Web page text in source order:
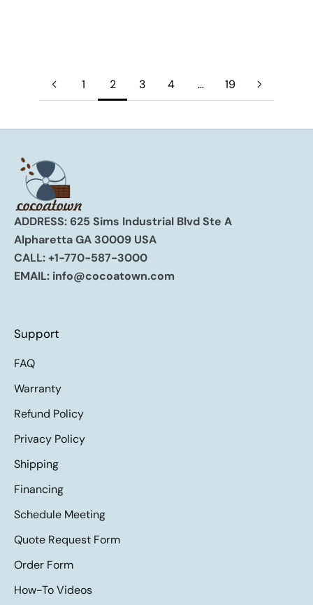
1 2 3 4 … 19
ADDRESS: 625 Sims Industrial Blvd Ste A
Alpharetta GA 30009 USA
CALL:+1-770-587-3000
EMAIL: info@cocoatown.com
Support
FAQ
Warranty
Refund Policy
Privacy Policy
Shipping
Financing
Schedule Meeting
Quote Request Form
Order Form
How-To Videos